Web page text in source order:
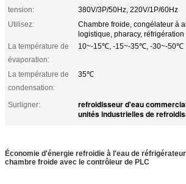
tension:
380V/3P/50Hz, 220V/1P/60Hz
Utilisez:
Chambre froide, congélateur à
logistique, pharacy, réfrigération
La température de
évaporation:
10~-15℃, -15~-35℃, -30~-50℃
La température de
condensation:
35℃
Surligner: refroidisseur d'eau
unités industrielles de
Économie d'énergie refroidie à l'eau de
chambre froide avec le contrôleur de PLC